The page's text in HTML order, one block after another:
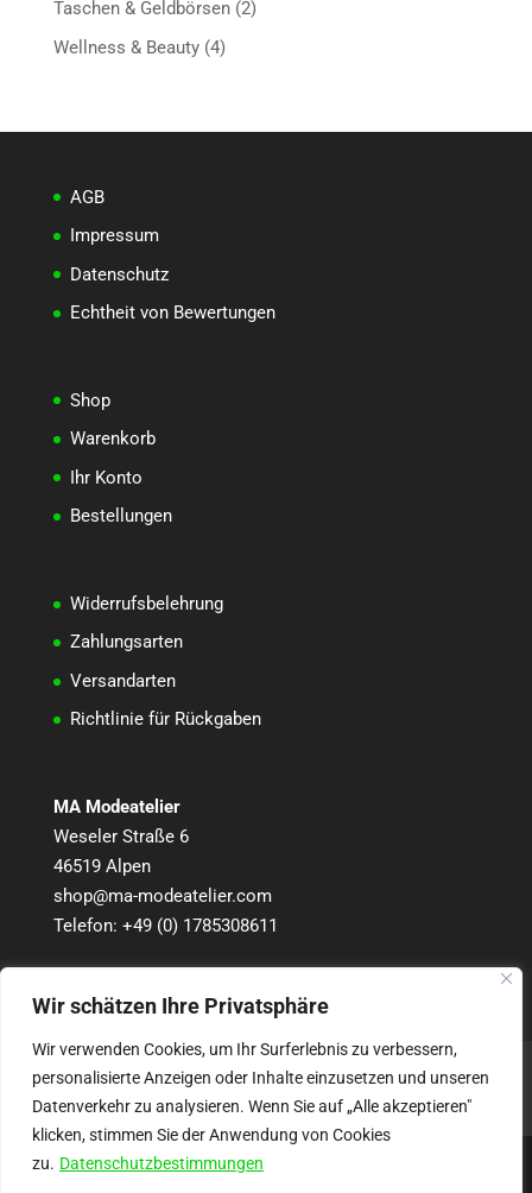
Wir schätzen Ihre Privatsphäre
Wir verwenden Cookies, um Ihr Surferlebnis zu verbessern,
personalisierte Anzeigen oder Inhalte einzusetzen und unseren
Datenverkehr zu analysieren. Wenn Sie auf „Alle akzeptieren"
klicken, stimmen Sie der Anwendung von Cookies
zu. Datenschutzbestimmungen
Taschen & Geldbörsen 22
Wellness & Beauty 44
AGB
Impressum
Datenschutz
Echtheit von Bewertungen
Shop
Warenkorb
Ihr Konto
Bestellungen
Widerrufsbelehrung
Zahlungsarten
Versandarten
Richtlinie für Rückgaben
MA Modeatelier
Weseler Straße 6
46519 Alpen
shop@ma-modeatelier.com
Telefon: +49 (0) 1785308611
Kontodetails
Passwort vergessen
Wegbeschreibung – so finden Sie zu uns!